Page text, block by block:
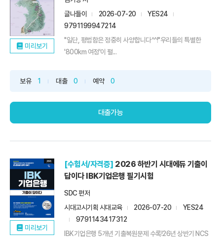
미리보기
글나들이
2026-07-20
YES24
9791199947214
"일단, 평범함은 정중히 사양합니다^^!"우리들의 특별한
'800km 여정'이 펼...
보유 1 대출 0 예약 0
대출가능
미리보기
[수험서/자격증] 2026 하반기 시대에듀 기출이
답이다 IBK기업은행 필기시험
SDC 편저
시대고시기획 시대교육
2026-07-20
YES24
9791143417312
IBK기업은행 5개년 기출복원문제 수록!26년 상반기 NCS